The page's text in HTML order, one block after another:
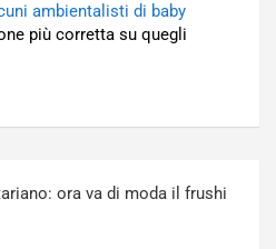
ambientalisti di baby
più corretta su quegli
ora va di moda il frushi